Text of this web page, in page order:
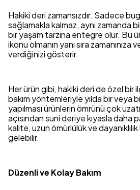
Hakiki deri zamansızdır. Sadece
sağlamakla kalmaz, aynı zamanda
bir yaşam tarzına entegre olur. Bu
ikonu olmanın yanı sıra
verdiğinizi gösterir.
Her ürün gibi, hakiki deri de özel bir
bakım yöntemleriyle yılda bir veya
yapılması ürünlerin ömrünü çok
açısından suni deriye kıyasla daha
kalite, uzun ömürlülük ve
gelebilir.
Düzenli ve Kolay Bakım